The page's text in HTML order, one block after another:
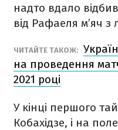
надто вдало
від Рафаеля м’яч з
ЧИТАЙТЕ ТАКОЖ:
на проведення
2021 році
У кінці першого
Кобахідзе, і на